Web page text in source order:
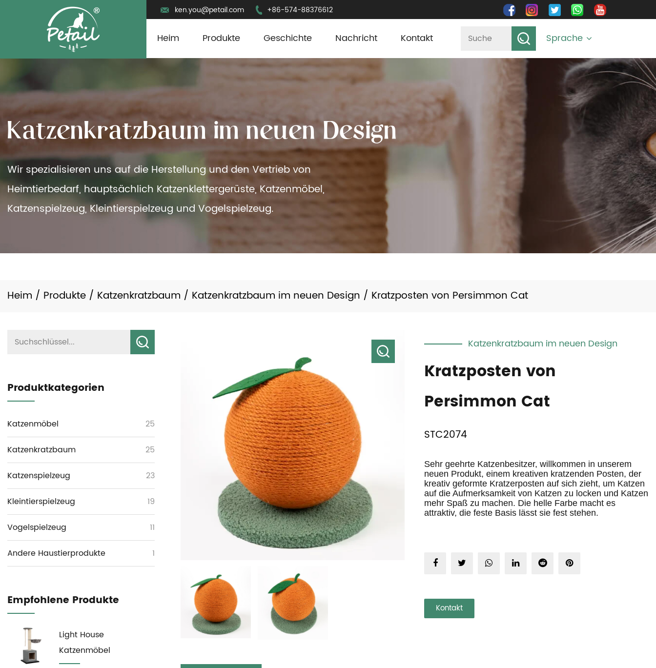
ken.you@petail.com +86-574-88376612
Heim Produkte Geschichte Nachricht Kontakt Sprache
Katzenkratzbaum im neuen Design
Wir spezialisieren uns auf die Herstellung und den Vertrieb von
Heimtierbedarf, hauptsächlich Katzenklettergerüste, Katzenmöbel,
Katzenspielzeug, Kleintierspielzeug und Vogelspielzeug.
Heim / Produkte / Katzenkratzbaum / Katzenkratzbaum im neuen Design / Kratzposten von Persimmon Cat
Produktkategorien
Katzenmöbel 25
Katzenkratzbaum 25
Katzenspielzeug 23
Kleintierspielzeug 19
Vogelspielzeug 11
Andere Haustierprodukte 1
Empfohlene Produkte
Light House
Katzenmöbel
Katzenkratzbaum im neuen Design
Kratzposten von
Persimmon Cat
STC2074
Sehr geehrte Katzenbesitzer, willkommen in unserem
neuen Produkt, einem kreativen kratzenden Posten, der
kreativ geformte Kratzerposten auf sich zieht, um Katzen
auf die Aufmerksamkeit von Katzen zu locken und Katzen
mehr Spaß zu machen. Die helle Farbe macht es
attraktiv, die feste Basis lässt sie fest stehen.
Kontakt